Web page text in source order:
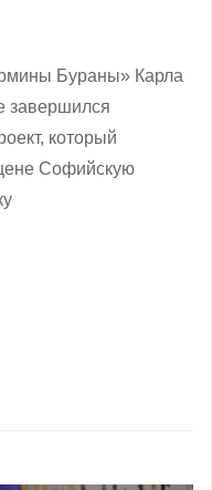
Бураны» Карла
завершился
который
Софийскую